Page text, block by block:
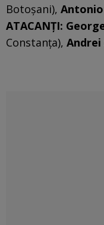
Botoșani),
ATACANȚI:
Constanța), Andrei